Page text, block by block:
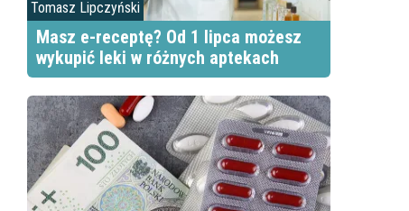
Tomasz Lipczyński
Masz e-receptę? Od 1 lipca możesz
wykupić leki w różnych aptekach